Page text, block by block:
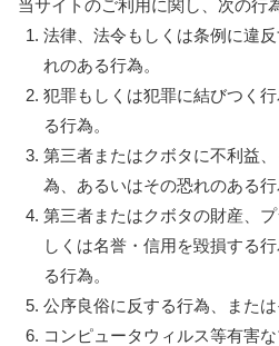
当サイトのご利用に関し、次の行
法律、法令もしくは条例に違
れのある行為。
犯罪もしくは犯罪に結びつく
る行為。
第三者またはクボタに不利益
為、あるいはその恐れのある行
第三者またはクボタの財産、
しくは名誉・信用を毀損する
る行為。
公序良俗に反する行為、または
コンピュータウィルス等有害